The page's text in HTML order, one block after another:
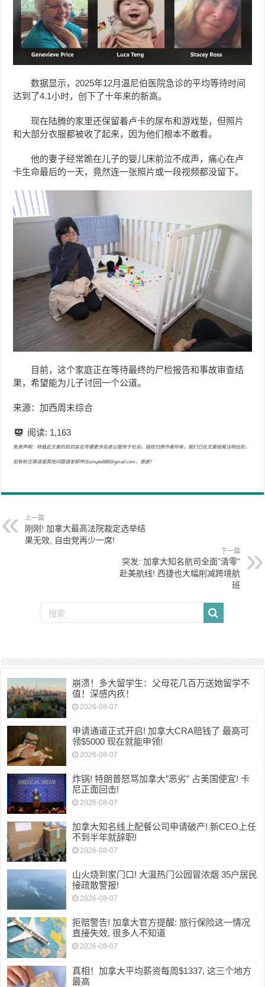
数据显示，2025年12月温尼伯医院急诊的平均等待时间
达到了4.1小时，创下了十年来的新高。
现在陆腾的家里还保留着卢卡的尿布和游戏垫，但照片
和大部分衣服都被收了起来，因为他们根本不敢看。
他的妻子经常跪在儿子的婴儿床前泣不成声，痛心在卢
卡生命最后的一天，竟然连一张照片或一段视频都没留下。
目前，这个家庭正在等待最终的尸检报告和事故审查结
果，希望能为儿子讨回一个公道。
来源：加西周末综合
阅读: 1,163
免责声明：转载此文章的目的旨在传播更多信息以服务于社会，版权归原作者所有，我们已在文章结尾注明出处，
如有标注错误或其他问题请发邮件01simple888@gmail.com，谢谢！
上一篇
刚刚! 加拿大最高法院裁定选举结
果无效, 自由党再少一席!
下一篇
突发: 加拿大知名航司全面”清零”
赴美航线! 西捷也大幅削减跨境航
班
崩溃！多大留学生：父母花几百万送她留学不
值！深感内疚！
2026-08-07
申请通道正式开启! 加拿大CRA赔钱了 最高可
领$5000 现在就能申领!
2026-08-07
炸锅! 特朗普怒骂加拿大”恶劣” 占美国便宜! 卡
尼正面回击!
2026-08-07
加拿大知名线上配餐公司申请破产! 新CEO上任
不到半年就辞职!
2026-08-07
山火烧到家门口! 大温热门公园冒浓烟 35户居民
接疏散警报!
2026-08-07
拒赔警告! 加拿大官方提醒: 旅行保险这一情况
直接失效, 很多人不知道
2026-08-07
真相！加拿大平均薪资每周$1337, 这三个地方
最高